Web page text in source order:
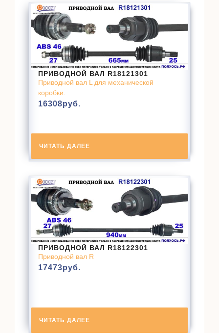
ПРИВОДНОЙ ВАЛ R18121301
Приводной вал L для механической
коробки.
16308руб.
ЧИТАТЬ ДАЛЕЕ
ПРИВОДНОЙ ВАЛ R18122301
Приводной вал R
17473руб.
ЧИТАТЬ ДАЛЕЕ